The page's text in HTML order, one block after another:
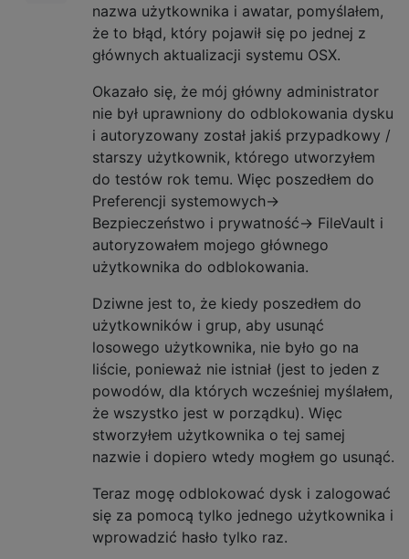
nazwa użytkownika i awatar, pomyślałem,
że to błąd, który pojawił się po jednej z
głównych aktualizacji systemu OSX.
Okazało się, że mój główny administrator
nie był uprawniony do odblokowania dysku
i autoryzowany został jakiś przypadkowy /
starszy użytkownik, którego utworzyłem
do testów rok temu. Więc poszedłem do
Preferencji systemowych->
Bezpieczeństwo i prywatność-> FileVault i
autoryzowałem mojego głównego
użytkownika do odblokowania.
Dziwne jest to, że kiedy poszedłem do
użytkowników i grup, aby usunąć
losowego użytkownika, nie było go na
liście, ponieważ nie istniał (jest to jeden z
powodów, dla których wcześniej myślałem,
że wszystko jest w porządku). Więc
stworzyłem użytkownika o tej samej
nazwie i dopiero wtedy mogłem go usunąć.
Teraz mogę odblokować dysk i zalogować
się za pomocą tylko jednego użytkownika i
wprowadzić hasło tylko raz.